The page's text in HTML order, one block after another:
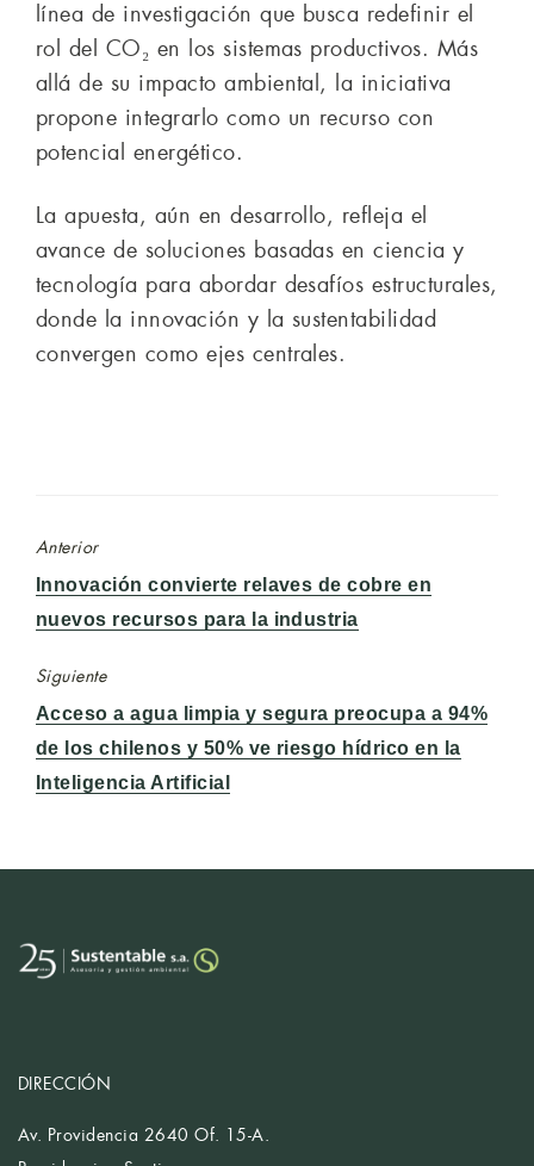
línea de investigación que busca redefinir el
rol del CO₂ en los sistemas productivos. Más
allá de su impacto ambiental, la iniciativa
propone integrarlo como un recurso con
potencial energético.
La apuesta, aún en desarrollo, refleja el
avance de soluciones basadas en ciencia y
tecnología para abordar desafíos estructurales,
donde la innovación y la sustentabilidad
convergen como ejes centrales.
Anterior
Entrada
anterior:
Innovación convierte relaves de cobre en
nuevos recursos para la industria
Siguiente
Entrada
siguiente:
Acceso a agua limpia y segura preocupa a 94%
de los chilenos y 50% ve riesgo hídrico en la
Inteligencia Artificial
DIRECCIÓN
Av. Providencia 2640 Of. 15-A.